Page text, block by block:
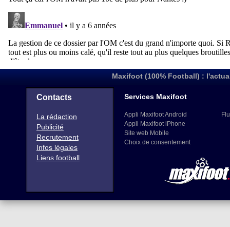
Maxifoot (100% Football) :
Contacts
La rédaction
Publicité
Recrutement
Infos légales
Liens football
Services Maxifoot
Appli Maxifoot Android
Appli Maxifoot iPhone
Site web Mobile
Choix de consentement